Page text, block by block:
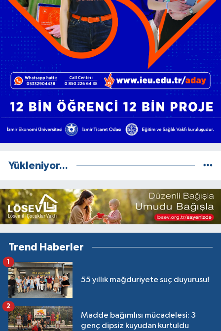
Yükleniyor...
Trend Haberler
55 yıllık mağduriyete suç duyurusu!
1
Madde bağımlısı mücadelesi: 3
genç dipsiz kuyudan kurtuldu
2